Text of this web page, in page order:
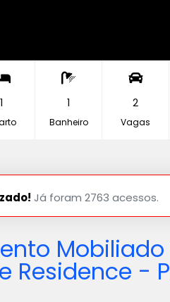
1 1
Banheiro
2
Vagas
Já foram 2763 acessos.
Residence -